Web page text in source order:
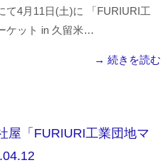
て4月11日(土)に 「FURIURI工
ケット in 久留米…
→ 続きを読む
屋「FURIURI工業団地マ